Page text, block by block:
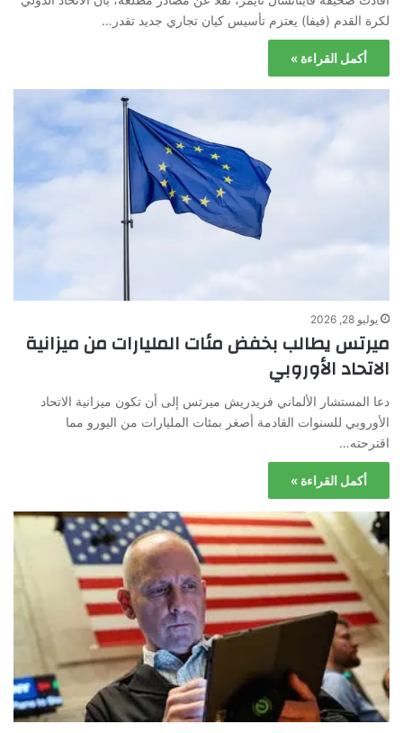
لكرة القدم (فيفا) يعتزم تأسيس كيان تجاري جديد تقدر…
أكمل القراءة »
يوليو 28, 2026
ميرتس يطالب بخفض مئات المليارات من ميزانية
الاتحاد الأوروبي
دعا المستشار الألماني فريدريش ميرتس إلى أن تكون ميزانية الاتحاد
الأوروبي للسنوات القادمة أصغر بمئات المليارات من اليورو مما
اقترحته…
أكمل القراءة »